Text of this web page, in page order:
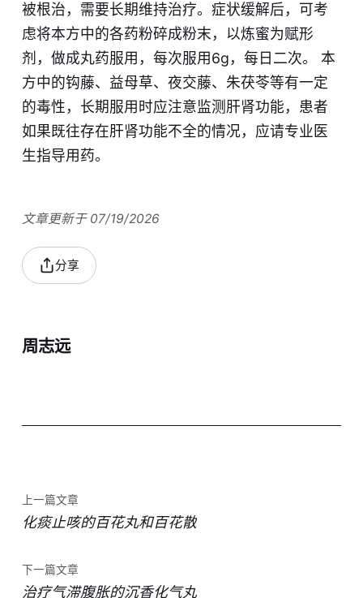
被根治，需要长期维持治疗。症状缓解后，可考
虑将本方中的各药粉碎成粉末，以炼蜜为赋形
剂，做成丸药服用，每次服用6g，每日二次。 本
方中的钩藤、益母草、夜交藤、朱茯苓等有一定
的毒性，长期服用时应注意监测肝肾功能，患者
如果既往存在肝肾功能不全的情况，应请专业医
生指导用药。
文章更新于 07/19/2026
分享
周志远
上一篇文章
化痰止咳的百花丸和百花散
下一篇文章
治疗气滞腹胀的沉香化气丸